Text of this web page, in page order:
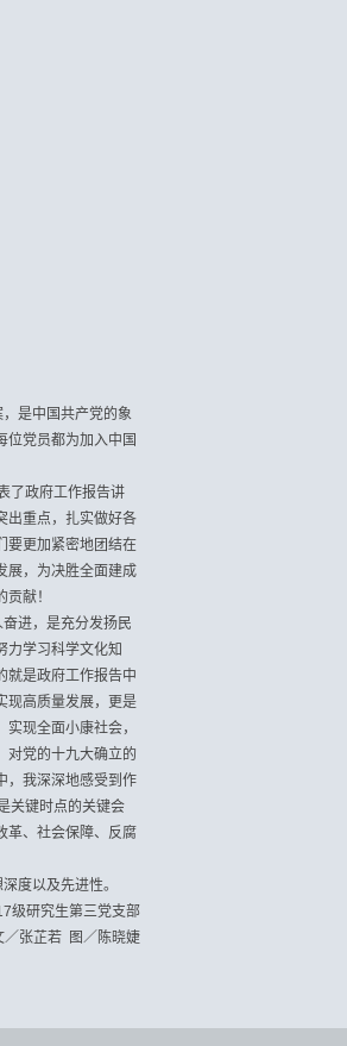
是中国共产党的象
位党员都为加入中国
了政府工作报告讲
出重点，扎实做好各
要更加紧密地团结在
展，为决胜全面建成
献！
进，是充分发扬民
力学习科学文化知
就是政府工作报告中
现高质量发展，更是
现全面小康社会，
对党的十九大确立的
，我深深地感受到作
关键时点的关键会
革、社会保障、反腐
度以及先进性。
级研究生第三党支部
／张芷若 图／陈晓婕